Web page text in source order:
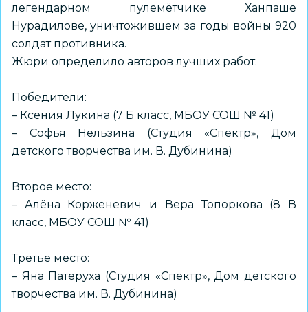
легендарном пулемётчике Ханпаше
Нурадилове, уничтожившем за годы войны 920
солдат противника.
Жюри определило авторов лучших работ:
Победители:
– Ксения Лукина (7 Б класс, МБОУ СОШ № 41)
– Софья Нельзина (Студия «Спектр», Дом
детского творчества им. В. Дубинина)
Второе место:
– Алёна Корженевич и Вера Топоркова (8 В
класс, МБОУ СОШ № 41)
Третье место:
– Яна Патеруха (Студия «Спектр», Дом детского
творчества им. В. Дубинина)